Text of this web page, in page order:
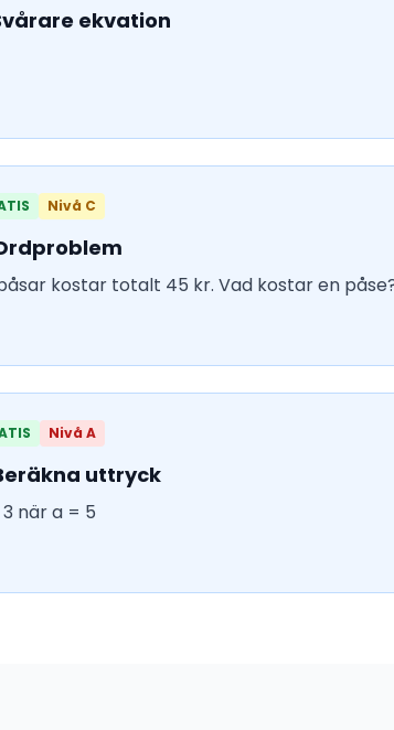
ekvation
Nivå C
kostar totalt 45 kr. Vad kostar en
Nivå A
uttryck
när a = 5